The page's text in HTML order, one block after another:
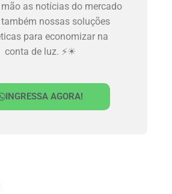
as notícias do mercado
nossas soluções
para economizar na
conta de luz. ⚡☀
INGRESSA AGORA!